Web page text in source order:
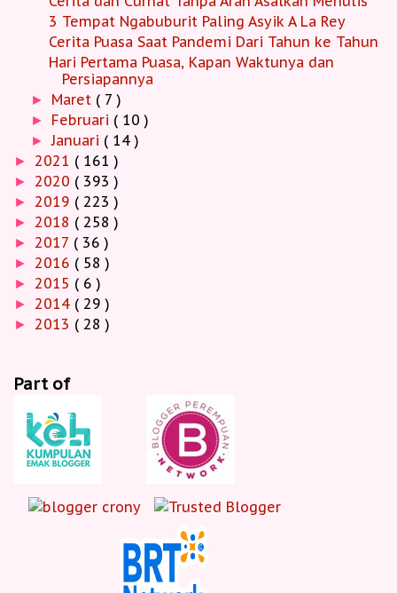
3 Tempat Ngabuburit Paling Asyik A La Rey
Cerita Puasa Saat Pandemi Dari Tahun ke Tahun
Hari Pertama Puasa, Kapan Waktunya dan
Persiapannya
► Maret ( 7 )
► Februari ( 10 )
►Januari ( 14 )
► 2021 ( 161 )
► 2020 ( 393 )
► 2019 ( 223 )
► 2018 ( 258 )
► 2017 ( 36 )
► 2016 ( 58 )
► 2015 ( 6 )
► 2014 ( 29 )
► 2013 ( 28 )
Part of